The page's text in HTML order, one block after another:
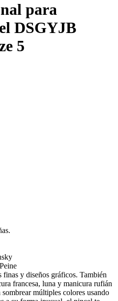
para
DSGYJB
5
finas y diseños gráficos. También
francesa, luna y manicura rufián
múltiples colores usando